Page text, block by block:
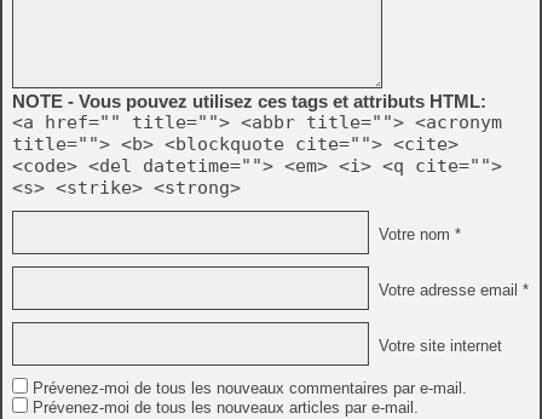
NOTE - Vous pouvez utilisez ces tags et attributs HTML:
<a href="" title=""> <abbr title=""> <acronym
title=""> <b> <blockquote cite=""> <cite>
<code> <del datetime=""> <em> <i> <q cite="">
<s> <strike> <strong>
Votre nom *
Votre adresse email *
Votre site internet
Prévenez-moi de tous les nouveaux commentaires par e-mail.
Prévenez-moi de tous les nouveaux articles par e-mail.